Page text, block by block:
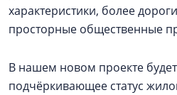
характеристики, более
просторные общественные
В нашем новом проекте
подчёркивающее статус